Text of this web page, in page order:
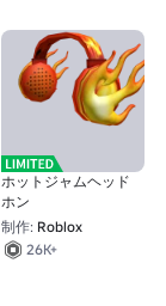
ホットジャムヘッド
ホン
制作: Roblox
26K+